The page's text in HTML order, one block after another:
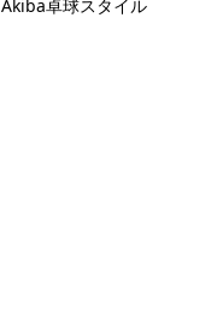
Akiba卓球スタイル